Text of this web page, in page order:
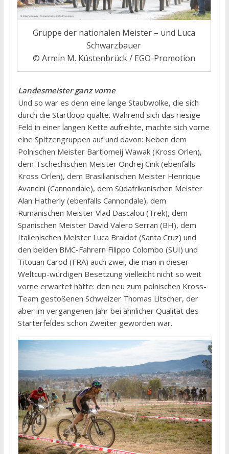
Gruppe der nationalen Meister – und Luca
Schwarzbauer
© Armin M. Küstenbrück / EGO-Promotion
Landesmeister ganz vorne
Und so war es denn eine lange Staubwolke, die sich
durch die Startloop quälte. Während sich das riesige
Feld in einer langen Kette aufreihte, machte sich vorne
eine Spitzengruppen auf und davon: Neben dem
Polnischen Meister Bartlomeij Wawak (Kross Orlen),
dem Tschechischen Meister Ondrej Cink (ebenfalls
Kross Orlen), dem Brasilianischen Meister Henrique
Avancini (Cannondale), dem Südafrikanischen Meister
Alan Hatherly (ebenfalls Cannondale), dem
Rumänischen Meister Vlad Dascalou (Trek), dem
Spanischen Meister David Valero Serran (BH), dem
Italienischen Meister Luca Braidot (Santa Cruz) und
den beiden BMC-Fahrern Filippo Colombo (SUI) und
Titouan Carod (FRA) auch zwei, die man in dieser
Weltcup-würdigen Besetzung vielleicht nicht so weit
vorne erwartet hätte: den neu zum polnischen Kross-
Team gestoßenen Schweizer Thomas Litscher, der
aber im vergangenen Jahr bei ähnlicher Qualität des
Starterfeldes schon Zweiter geworden war.